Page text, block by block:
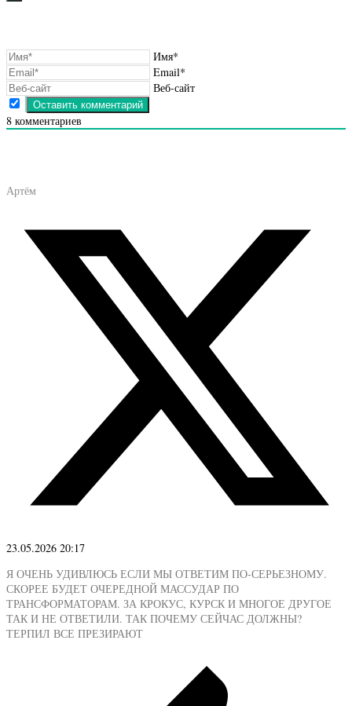
Имя*
Email*
Веб-сайт
8 комментариев
Артём
23.05.2026 20:17
Я ОЧЕНЬ УДИВЛЮСЬ ЕСЛИ МЫ ОТВЕТИМ ПО-СЕРЬЕЗНОМУ.
СКОРЕЕ БУДЕТ ОЧЕРЕДНОЙ МАССУДАР ПО
ТРАНСФОРМАТОРАМ. ЗА КРОКУС, КУРСК И МНОГОЕ ДРУГОЕ
ТАК И НЕ ОТВЕТИЛИ. ТАК ПОЧЕМУ СЕЙЧАС ДОЛЖНЫ?
ТЕРПИЛ ВСЕ ПРЕЗИРАЮТ